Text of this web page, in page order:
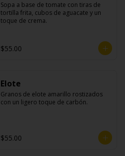
Sopa a base de tomate con tiras de
tortilla frita, cubos de aguacate y un
toque de crema.
$55.00
Elote
Granos de elote amarillo rostizados
con un ligero toque de carbón.
$55.00